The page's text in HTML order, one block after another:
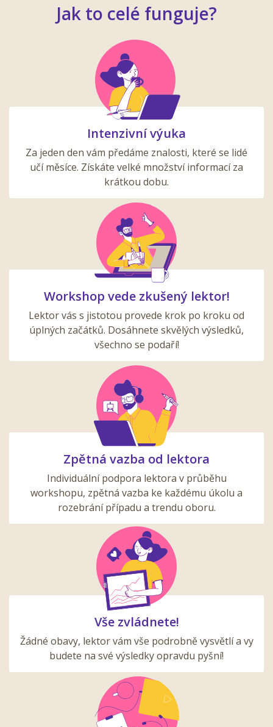
Jak to celé funguje?
Intenzivní výuka
Za jeden den vám předáme znalosti, které se lidé
učí měsíce. Získáte velké množství informací za
krátkou dobu.
Workshop vede zkušený lektor!
Lektor vás s jistotou provede krok po kroku od
úplných začátků. Dosáhnete skvělých výsledků,
všechno se podaří!
Zpětná vazba od lektora
Individuální podpora lektora v průběhu
workshopu, zpětná vazba ke každému úkolu a
rozebrání případu a trendu oboru.
Vše zvládnete!
Žádné obavy, lektor vám vše podrobně vysvětlí a vy
budete na své výsledky opravdu pyšní!